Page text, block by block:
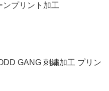
ンプリント加工
GANG 刺繍加工 プリン